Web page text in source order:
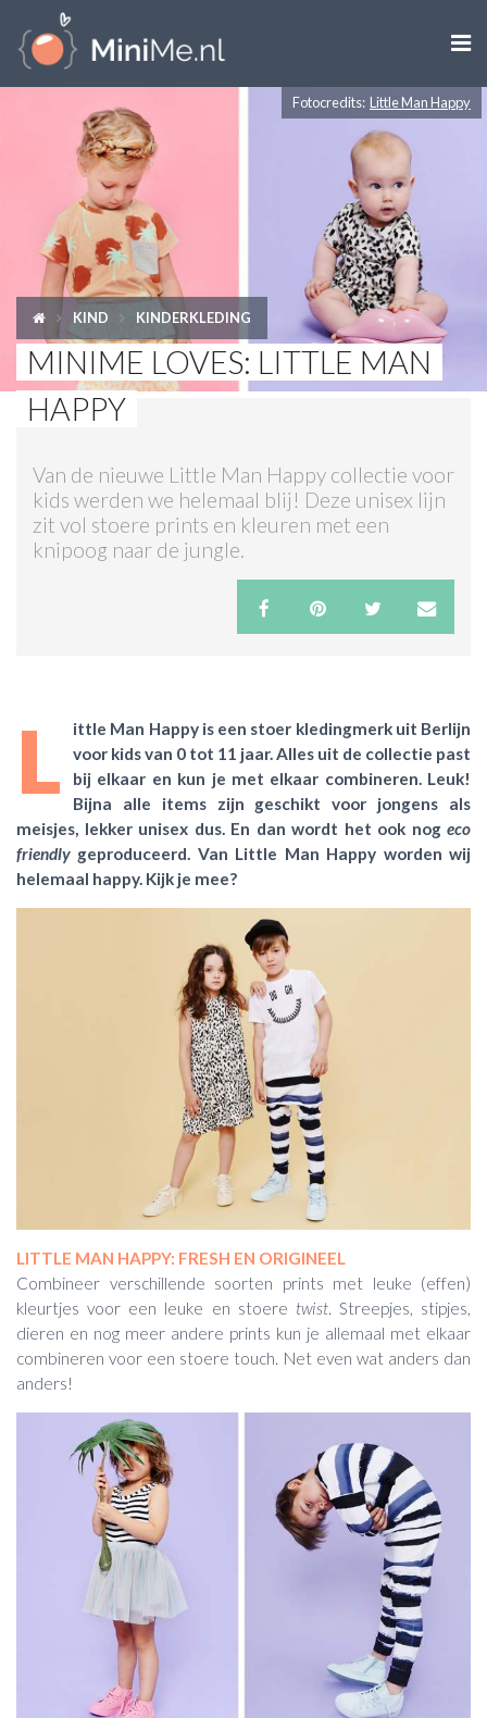

ZWANGER WORDEN
ZWANGER
PEUTER
KIND
LIFESTYLE
SHOPS
ACTIES & KORTING
Fotocredits: Little Man Happy
KIND KINDERKLEDING
MINIME LOVES: LITTLE MAN
HAPPY
Van de nieuwe Little Man Happy collectie voor
kids werden we helemaal blij! Deze unisex lijn
zit vol stoere prints en kleuren met een
knipoog naar de jungle.
L
ittle Man Happy is een stoer kledingmerk uit Berlijn
voor kids van 0 tot 11 jaar. Alles uit de collectie past
bij elkaar en kun je met elkaar combineren. Leuk!
Bijna alle items zijn geschikt voor jongens als
meisjes, lekker unisex dus. En dan wordt het ook nog eco
friendly geproduceerd. Van Little Man Happy worden wij
helemaal happy. Kijk je mee?
LITTLE MAN HAPPY: FRESH EN ORIGINEEL
Combineer verschillende soorten prints met leuke (effen)
kleurtjes voor een leuke en stoere twist. Streepjes, stipjes,
dieren en nog meer andere prints kun je allemaal met elkaar
combineren voor een stoere touch. Net even wat anders dan
anders!